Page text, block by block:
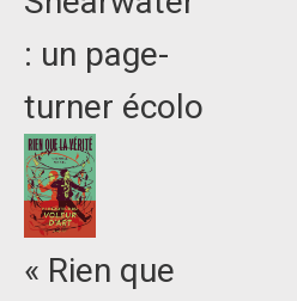
: un page-
turner écolo
« Rien que